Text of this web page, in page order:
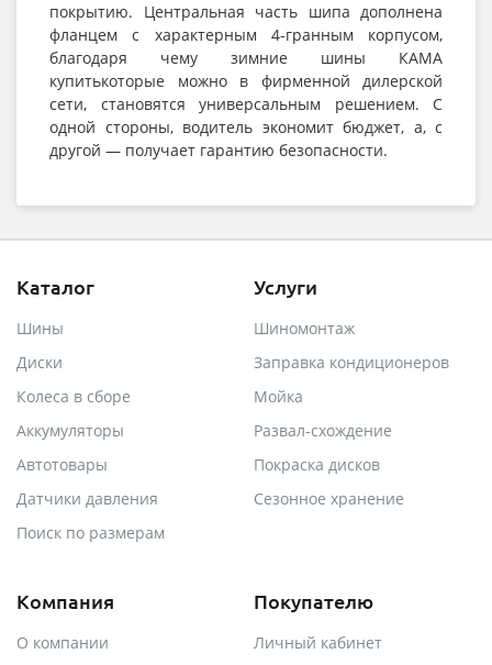
покрытию. Центральная часть шипа дополнена
фланцем с характерным 4-гранным корпусом,
благодаря чему зимние шины КАМА
купитькоторые можно в фирменной дилерской
сети, становятся универсальным решением. С
одной стороны, водитель экономит бюджет, а, с
другой — получает гарантию безопасности.
Каталог
Шины
Диски
Колеса в сборе
Аккумуляторы
Автотовары
Датчики давления
Поиск по размерам
Услуги
Шиномонтаж
Заправка кондиционеров
Мойка
Развал-схождение
Покраска дисков
Сезонное хранение
Компания
О компании
Покупателю
Личный кабинет